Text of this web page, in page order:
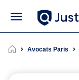
Avocats Paris